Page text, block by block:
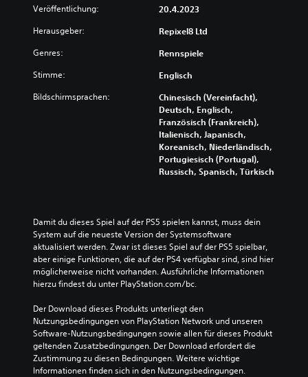
Veröffentlichung: 20.4.2023
Herausgeber: Repixel8 Ltd
Genres: Rennspiele
Stimme: Englisch
Bildschirmsprachen:
Chinesisch (Vereinfacht),
Deutsch, Englisch,
Französisch (Frankreich),
Italienisch, Japanisch,
Koreanisch, Niederländisch,
Portugiesisch (Portugal),
Russisch, Spanisch, Türkisch
Damit du dieses Spiel auf der PS5 spielen kannst, muss dein
System auf die neueste Version der Systemsoftware
aktualisiert werden. Zwar ist dieses Spiel auf der PS5 spielbar,
aber einige Funktionen, die auf der PS4 verfügbar sind, sind hier
möglicherweise nicht vorhanden. Ausführliche Informationen
hierzu findest du unter PlayStation.com/bc.
Der Download dieses Produkts unterliegt den
Nutzungsbedingungen von PlayStation Network und unseren
Software-Nutzungsbedingungen sowie allen für dieses Produkt
geltenden Zusatzbedingungen. Der Download erfordert die
Zustimmung zu diesen Bedingungen. Weitere wichtige
Informationen finden sich in den Nutzungsbedingungen.